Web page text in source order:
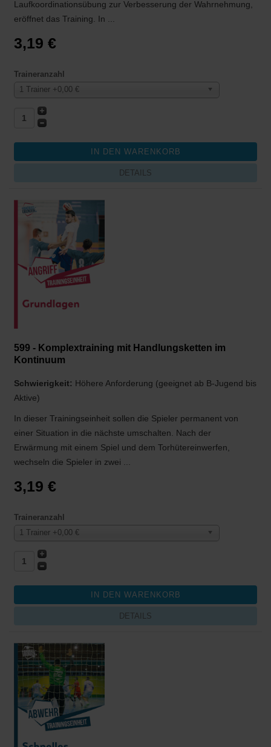
Laufkoordinationsübung zur Verbesserung der Wahrnehmung,
eröffnet das Training. In ...
3,19 €
Traineranzahl
1 Trainer +0,00 €
DETAILS
599 - Komplextraining mit Handlungsketten im
Kontinuum
Schwierigkeit: Höhere Anforderung (geeignet ab B-Jugend bis
Aktive)
In dieser Trainingseinheit sollen die Spieler permanent von
einer Situation in die nächste umschalten. Nach der
Erwärmung mit einem Spiel und dem Torhütereinwerfen,
wechseln die Spieler in zwei ...
3,19 €
Traineranzahl
1 Trainer +0,00 €
DETAILS